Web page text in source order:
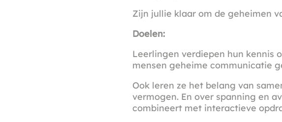
Zijn jullie klaar om de geheimen
Doelen:
Leerlingen verdiepen hun kennis
mensen geheime communicatie
Ook leren ze het belang van
vermogen. En over spanning en
combineert met interactieve